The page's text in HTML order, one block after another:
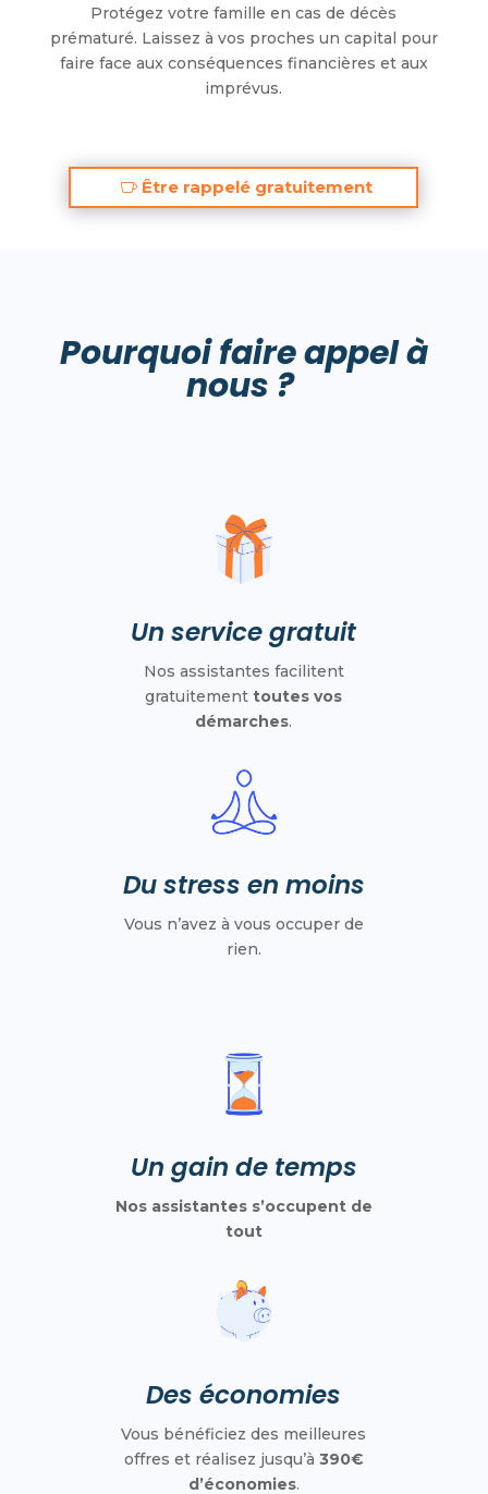
Protégez votre famille en cas de décès
prématuré. Laissez à vos proches un capital pour
faire face aux conséquences financières et aux
imprévus.
Être rappelé gratuitement
Pourquoi faire appel à
nous ?
Un service gratuit
Nos assistantes facilitent
gratuitementtoutes vos
démarches.
Du stress en moins
Vous n’avez à vous occuper de
rien.
Un gain de temps
Nos assistantes s’occupent de
tout
Des économies
Vous bénéficiez des meilleures
offres et réalisez jusqu’à 390€
d’économies.